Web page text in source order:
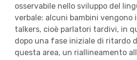
osservabile nello sviluppo del
verbale: alcuni bambini
talkers, cioè parlatori tardivi, in
dopo una fase iniziale di ritardo
questa area, un riallineamento